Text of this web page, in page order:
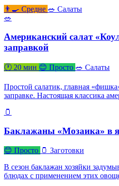
👨‍🍳 Средне 🥗 Салаты
🥗
Американский салат
заправкой
🕐 20 мин 😊 Просто 🥗 Салаты
Простой салатик, главная
заправке. Настоящая классика
🫙
Баклажаны «Мозаика» в
😊 Просто 🫙 Заготовки
В сезон баклажан хозяйки
блюдах с применением этих